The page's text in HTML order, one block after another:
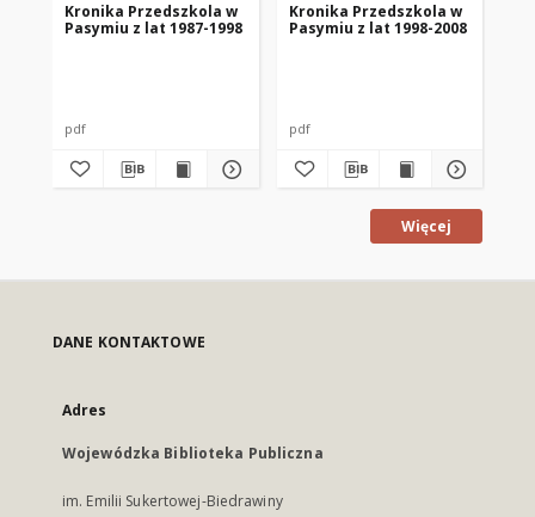
Kronika Przedszkola w
Pasymiu z lat 1987-1998
pdf
Kronika Przedszkola w
Pasymiu z lat 1998-2008
pdf
Więcej
DANE KONTAKTOWE
Adres
Wojewódzka Biblioteka Publiczna
im. Emilii Sukertowej-Biedrawiny